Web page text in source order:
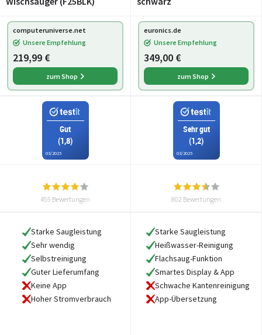
computeruniverse.net
Unsere Empfehlung
219,99 €
zum Shop
euronics.de
Unsere Empfehlung
349,00 €
zum Shop
Gut
(1,8)
03/2025
Sehr gut
(1,2)
03/2025
455 Bewertungen 802 Bewertungen
Starke Saugleistung
Sehr wendig
Selbstreinigung
Guter Lieferumfang
Keine App
Hoher Stromverbrauch
Starke Saugleistung
Heißwasser-Reinigung
Flachsaug-Funktion
Smartes Display & App
Schwache Kantenreinigung
App-Übersetzung